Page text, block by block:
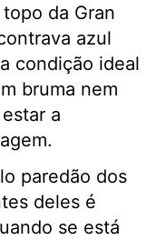
da Gran
azul
condição ideal
bruma nem
a
paredão dos
deles é
se está